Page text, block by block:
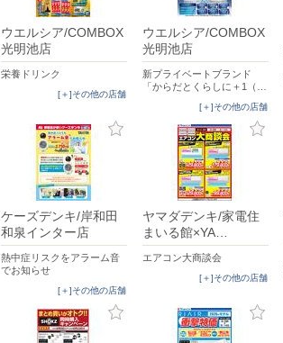
ウエルシア/COMBOX
光明池店
栄養ドリンク
[＋]その他の店舗
ウエルシア/COMBOX
光明池店
新プライベートブランド
「からだとくらしに＋1（…
[＋]その他の店舗
ケーズデンキ/岸和田
和泉インター店
熱中症リスクをアラーム音
でお知らせ
[＋]その他の店舗
ヤマダデンキ/家電住
まいる館×YA…
エアコン大商談会
[＋]その他の店舗